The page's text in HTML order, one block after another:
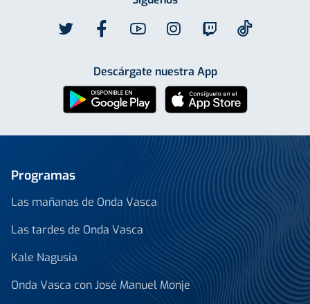
Descárgate nuestra App
Programas
Las mañanas de Onda Vasca
Las tardes de Onda Vasca
Kale Nagusia
Onda Vasca con José Manuel Monje